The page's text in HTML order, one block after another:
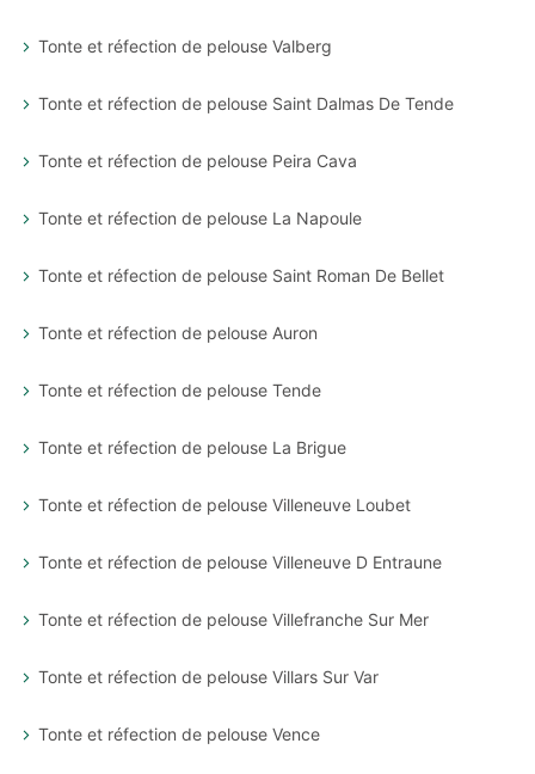
Tonte et réfection de pelouse Valberg
Tonte et réfection de pelouse Saint Dalmas De Tende
Tonte et réfection de pelouse Peira Cava
Tonte et réfection de pelouse La Napoule
Tonte et réfection de pelouse Saint Roman De Bellet
Tonte et réfection de pelouse Auron
Tonte et réfection de pelouse Tende
Tonte et réfection de pelouse La Brigue
Tonte et réfection de pelouse Villeneuve Loubet
Tonte et réfection de pelouse Villeneuve D Entraune
Tonte et réfection de pelouse Villefranche Sur Mer
Tonte et réfection de pelouse Villars Sur Var
Tonte et réfection de pelouse Vence